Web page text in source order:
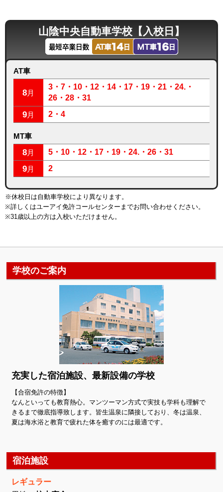
山陰中央自動車学校【入校日】
AT車
8月
3・7・10・12・14・17・19・21・24.・
26・28・31
9月 2・4
MT車
8月 5・10・12・17・19・24.・26・31
9月 2
※休校日は自動車学校により異なります。
※詳しくはユーアイ免許コールセンターまでお問い合わせください。
※31歳以上の方は入校いただけません。
学校のご案内
充実した宿泊施設、最新設備の学校
【合宿免許の特徴】
なんといっても教育熱心。マンツーマン方式で実技も学科も理解で
きるまで徹底指導致します。皆生温泉に隣接しており、冬は温泉、
夏は海水浴と教育で疲れた体を癒すのには最適です。
宿泊施設
レギュラー